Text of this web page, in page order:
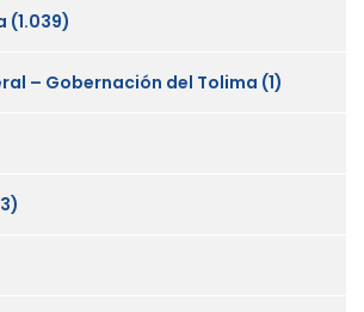
(1.039)
– Gobernación del Tolima (1)